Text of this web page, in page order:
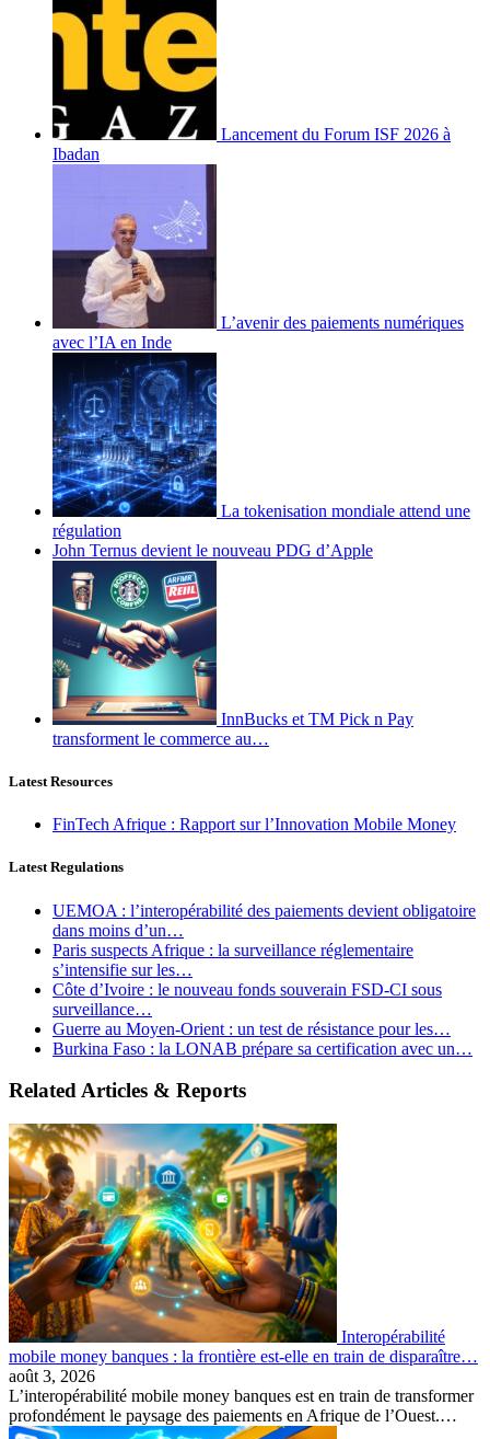
Lancement du Forum ISF 2026 à
Ibadan
L’avenir des paiements numériques
avec l’IA en Inde
La tokenisation mondiale attend une
régulation
John Ternus devient le nouveau PDG d’Apple
InnBucks et TM Pick n Pay
transforment le commerce au…
Latest Resources
FinTech Afrique : Rapport sur l’Innovation Mobile Money
Latest Regulations
UEMOA : l’interopérabilité des paiements devient obligatoire
dans moins d’un…
Paris suspects Afrique : la surveillance réglementaire
s’intensifie sur les…
Côte d’Ivoire : le nouveau fonds souverain FSD-CI sous
surveillance…
Guerre au Moyen-Orient : un test de résistance pour les…
Burkina Faso : la LONAB prépare sa certification avec un…
Related Articles & Reports
Interopérabilité
mobile money banques : la frontière est-elle en train de disparaître…
août 3, 2026
L’interopérabilité mobile money banques est en train de transformer
profondément le paysage des paiements en Afrique de l’Ouest.…